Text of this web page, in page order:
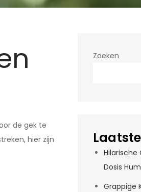
de gek te
hier zijn
Zoeken
Hilarische
Dosis
Grappige